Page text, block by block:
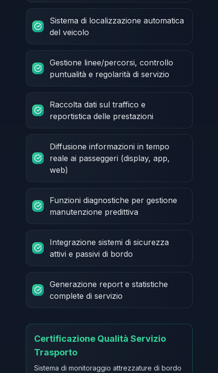
Sistema di localizzazione automatica
del veicolo
Gestione linee/percorsi, controllo
puntualità e regolarità di servizio
Raccolta dati sul traffico e
reportistica delle prestazioni
Diffusione informazioni in tempo
reale ai passeggeri (display, app,
web)
Funzioni diagnostiche per gestione
manutenzione predittiva
Integrazione sistemi di sicurezza
attivi e passivi di bordo
Generazione report e statistiche
complete di servizio
Certificazione Qualità Servizio
Trasporto
Sistema di monitoraggio attrezzature di bordo